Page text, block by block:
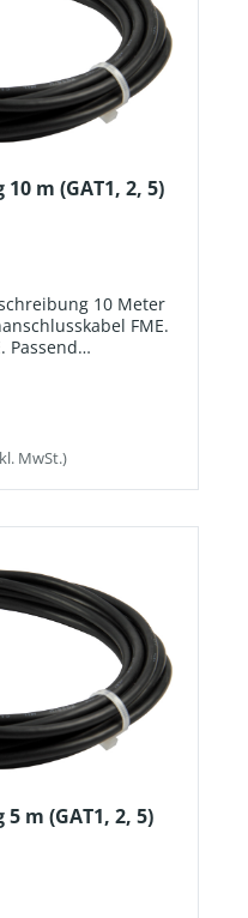
m (GAT1, 2, 5)
FME.
MwSt.)
m (GAT1, 2, 5)